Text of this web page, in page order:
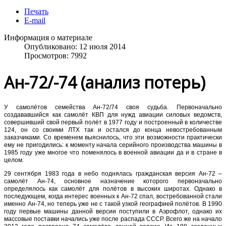
Печать
E-mail
Информация о материале
Опубликовано: 12 июля 2014
Просмотров: 7992
Ан-72/-74 (анализ потерь)
У самолётов семейства Ан-72/74 своя судьба. Первоначально
создававшийся как самолёт КВП для нужд авиации силовых ведомств,
совершивший свой первый полёт в 1977 году и построенный в количестве
124, он со своими ЛТХ так и остался до конца невостребованным
заказчиками. Со временем выяснилось, что эти возможности практически
ему не пригодились: к моменту начала серийного производства машины в
1985 году уже многое что поменялось в военной авиации да и в стране в
целом.
29 сентября 1983 года в небо поднялась гражданская версия Ан-72 –
самолёт Ан-74, основное назначение которого первоначально
определялось как самолёт для полётов в высоких широтах. Однако в
последующем, когда интерес военных к Ан-72 спал, востребованной стали
именно Ан-74, но теперь уже не с такой узкой географией полётов. В 1990
году первые машины данной версии поступили в Аэрофлот, однако их
массовые поставки начались уже после распада СССР. Всего же на начало